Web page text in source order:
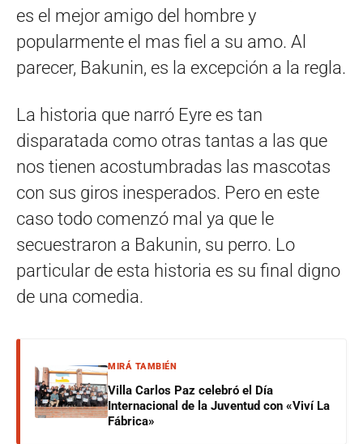
es el mejor amigo del hombre y
popularmente el mas fiel a su amo. Al
parecer, Bakunin, es la excepción a la regla.
La historia que narró Eyre es tan
disparatada como otras tantas a las que
nos tienen acostumbradas las mascotas
con sus giros inesperados. Pero en este
caso todo comenzó mal ya que le
secuestraron a Bakunin, su perro. Lo
particular de esta historia es su final digno
de una comedia.
MIRÁ TAMBIÉN
Villa Carlos Paz celebró el Día
Internacional de la Juventud con «Viví La
Fábrica»